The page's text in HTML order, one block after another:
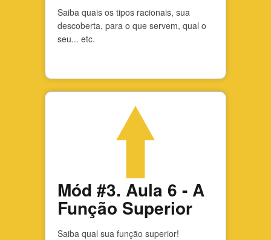
Saiba quais os tipos racionais, sua
descoberta, para o que servem, qual o
seu... etc.
Mód #3. Aula 6 - A
Função Superior
Saiba qual sua função superior!